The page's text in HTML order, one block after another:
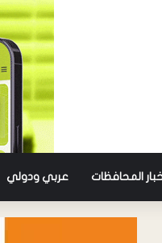
المحافظات عربي ودولي